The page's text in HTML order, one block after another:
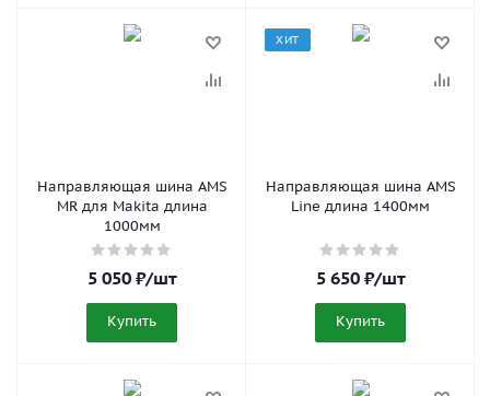
Направляющая шина AMS
MR для Makita длина
1000мм
5 050₽/шт
Купить
ХИТ
Направляющая шина AMS
Line длина 1400мм
5 650₽/шт
Купить